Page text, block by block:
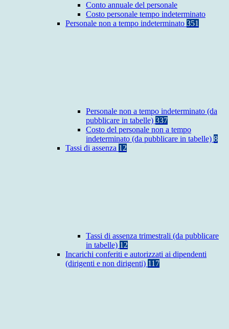
Conto annuale del personale
Costo personale tempo indeterminato
Personale non a tempo indeterminato 351
Personale non a tempo indeterminato (da
pubblicare in tabelle) 337
Costo del personale non a tempo
indeterminato (da pubblicare in tabelle) 8
Tassi di assenza 12
Tassi di assenza trimestrali (da pubblicare
in tabelle) 12
Incarichi conferiti e autorizzati ai dipendenti
(dirigenti e non dirigenti) 117